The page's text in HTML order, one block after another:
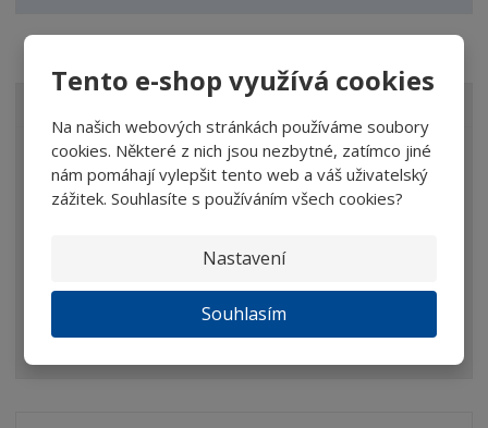
Tento e-shop využívá cookies
Na našich webových stránkách používáme soubory
cookies. Některé z nich jsou nezbytné, zatímco jiné
nám pomáhají vylepšit tento web a váš uživatelský
zážitek. Souhlasíte s používáním všech cookies?
Nastavení
Souhlasím
Lupy
Brýle